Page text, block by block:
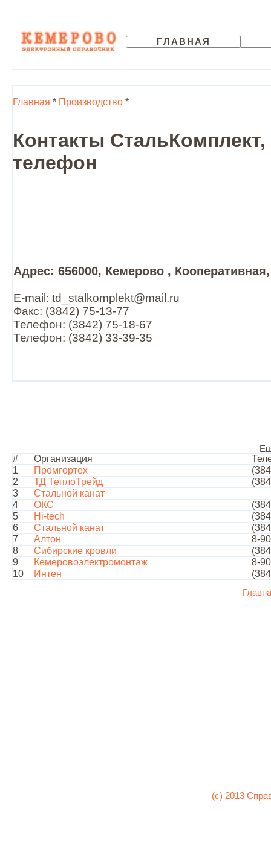
ГЛАВНАЯ
Главная * Производство *
Контакты
телефон
Адрес: 656000, Кемерово ,
E-mail: td_stalkomplekt@mail.ru
Факс: (3842) 75-13-77
Телефон: (3842) 75-18-67
Телефон: (3842) 33-39-35
# Организация
1
Промгортех
2
ТД ТеплоТрейд
3
Стальной канат
4
ОКС
5
Hi-tech
6
Стальной канат
7
Алтон
8-
8
Сибирские кровли
9
Кемеровоэлектромонтаж
8-
10
Интен
(c) 2013